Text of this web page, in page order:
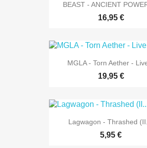
BEAST - ANCIENT
16,95 €
MGLA - Torn Aether -
19,95 €
Lagwagon - Thrashed
5,95 €